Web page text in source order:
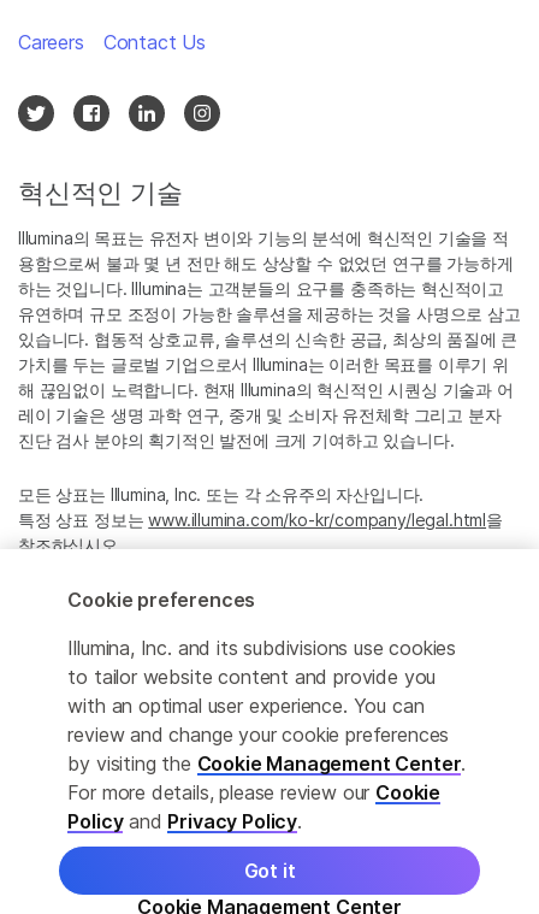
정확한 번역을 제공하고자 합당한 노력을 기울였으나, 자동 번역은
완벽하지 않으며, 그 목적 또한 원문을 대체하기 위함이 아닙니다. 공
식 콘텐츠는 영문 버전의 원문 콘텐츠임을 참고 부탁드립니다.
혁신적인 기술
Illumina의 목표는 유전자 변이와 기능의 분석에 혁신적인 기술을 적
용함으로써 불과 몇 년 전만 해도 상상할 수 없었던 연구를 가능하게
하는 것입니다. Illumina는 고객분들의 요구를 충족하는 혁신적이고
유연하며 규모 조정이 가능한 솔루션을 제공하는 것을 사명으로 삼고
있습니다. 협동적 상호교류, 솔루션의 신속한 공급, 최상의 품질에 큰
가치를 두는 글로벌 기업으로서 Illumina는 이러한 목표를 이루기 위
해 끊임없이 노력합니다. 현재 Illumina의 혁신적인 시퀀싱 기술과 어
레이 기술은 생명 과학 연구, 중개 및 소비자 유전체학 그리고 분자
진단 검사 분야의 획기적인 발전에 크게 기여하고 있습니다.
모든 상표는 Illumina, Inc. 또는 각 소유주의 자산입니다.
특정 상표 정보는www.illumina.com/ko-kr/company/legal.html을
참조하십시오.
Privacy Policy
Careers Contact Us
© 2026 Illumina, Inc. All rights reserved.
Cookie preferences
Illumina, Inc. and its subdivisions use cookies
to tailor website content and provide you
with an optimal user experience. You can
review and change your cookie preferences
by visiting the Cookie Management Center.
For more details, please review our Cookie
Policyand Privacy Policy.
Cookie Management Center
Got it